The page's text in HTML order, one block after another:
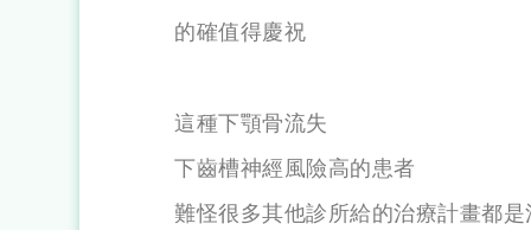
的確值得慶祝
這種下顎骨流失
下齒槽神經風險高的患者
難怪很多其他診所給的治療計畫都